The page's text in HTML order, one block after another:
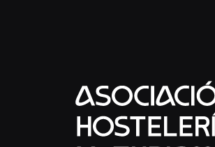
Chatbot Hostelería Navarra
En línea